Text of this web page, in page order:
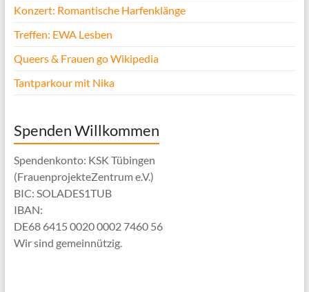
Konzert: Romantische Harfenklänge
Treffen: EWA Lesben
Queers & Frauen go Wikipedia
Tantparkour mit Nika
Spenden Willkommen
Spendenkonto: KSK Tübingen
(FrauenprojekteZentrum e.V.)
BIC: SOLADES1TUB
IBAN:
DE68 6415 0020 0002 7460 56
Wir sind gemeinnützig.